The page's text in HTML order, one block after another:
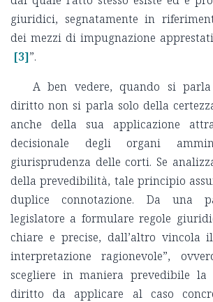
giuridici, segnatamente in
dei mezzi di impugnazione
[3]”.
A ben vedere, quando si
diritto non si parla solo della
anche della sua applicazione
decisionale degli organi
giurisprudenza delle corti. Se
della prevedibilità, tale principio
duplice connotazione. Da una
legislatore a formulare regole
chiare e precise, dall’altro vincola
interpretazione ragionevole”,
scegliere in maniera prevedibile
diritto da applicare al caso